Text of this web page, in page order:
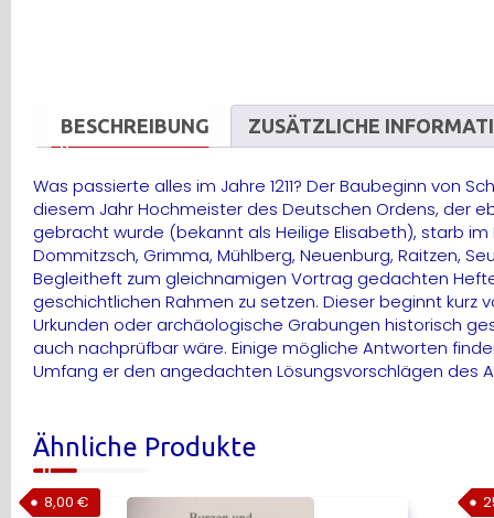
BESCHREIBUNG ZUSÄTZLICHE
Was passierte alles im Jahre 1211? Der Baubeginn von
diesem Jahr Hochmeister des Deutschen Ordens, der
gebracht wurde (bekannt als Heilige Elisabeth), starb im
Dommitzsch, Grimma, Mühlberg, Neuenburg, Raitzen,
Begleitheft zum gleichnamigen Vortrag gedachten
geschichtlichen Rahmen zu setzen. Dieser beginnt
Urkunden oder archäologische Grabungen historisch
auch nachprüfbar wäre. Einige mögliche Antworten
Umfang er den angedachten Lösungsvorschlägen des
Ähnliche Produkte
8,00 €